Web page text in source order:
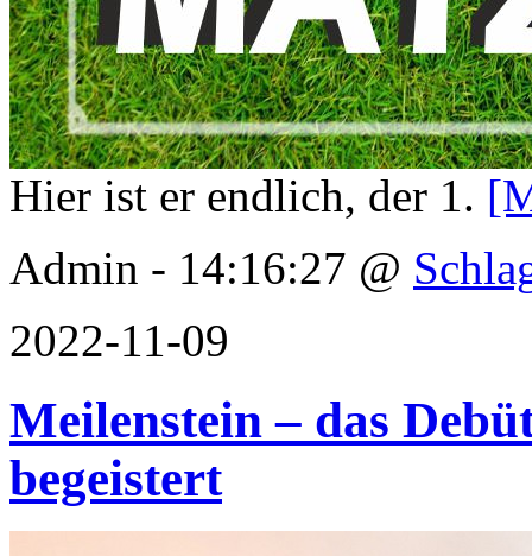
Hier ist er endlich, der 1.
Admin - 14:16:27 @
2022-11-09
Meilenstein – das
begeistert